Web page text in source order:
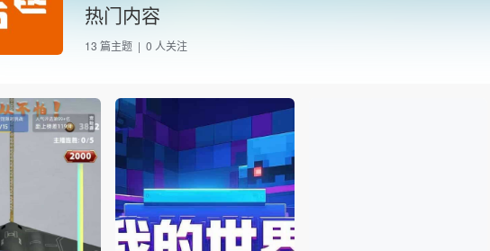
热门内容
13 篇主题 | 0 人关注